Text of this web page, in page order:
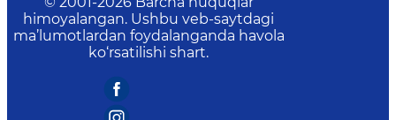
himoyalangan. Ushbu veb-saytdagi
ma’lumotlardan foydalanganda havola
ko‘rsatilishi shart.